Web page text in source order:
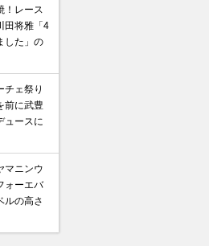
！レース
田将雅「4
した」の
チェ祭り
前に武豊
ュースに
マニンウ
ォーエバ
ルの高さ